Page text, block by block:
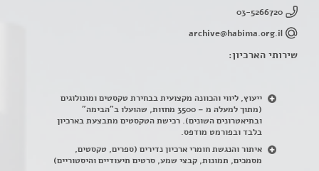
03-5266720
archive@habima.org.il
שירותי הארכיון:
ייעוץ, ליווי והכוונה מקצועית בבחירת טקסטים ומונולוגים
(מתוך למעלה מ – 3500 מחזות, שהועלו ב"הבימה"
ובתיאטרונים השונים). רכישת הטקסטים מתבצעת בארכיון
בלבד ובפורמט מודפס.
איתור והנגשת חומרי ארכיון נדירים (ספרים, טקסטים,
מסמכים, תמונות, קבצי שמע, סרטים תיעודיים והיסטוריים)